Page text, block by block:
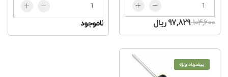
104,60097,829 ریال ناموجود
پیشنهاد ویژه